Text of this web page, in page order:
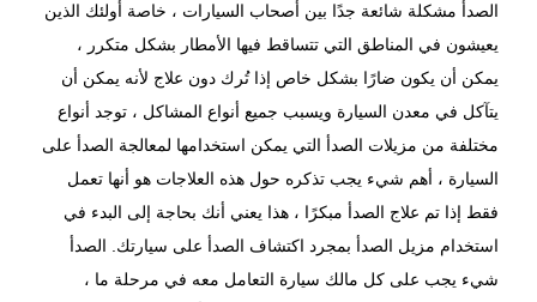
الصدأ مشكلة شائعة جدًا بين أصحاب السيارات ، خاصة أولئك الذين
يعيشون في المناطق التي تتساقط فيها الأمطار بشكل متكرر ،
يمكن أن يكون ضارًا بشكل خاص إذا تُرك دون علاج لأنه يمكن أن
يتآكل في معدن السيارة ويسبب جميع أنواع المشاكل ، توجد أنواع
مختلفة من مزيلات الصدأ التي يمكن استخدامها لمعالجة الصدأ على
السيارة ، أهم شيء يجب تذكره حول هذه العلاجات هو أنها تعمل
فقط إذا تم علاج الصدأ مبكرًا ، هذا يعني أنك بحاجة إلى البدء في
استخدام مزيل الصدأ بمجرد اكتشاف الصدأ على سيارتك. الصدأ
شيء يجب على كل مالك سيارة التعامل معه في مرحلة ما ،